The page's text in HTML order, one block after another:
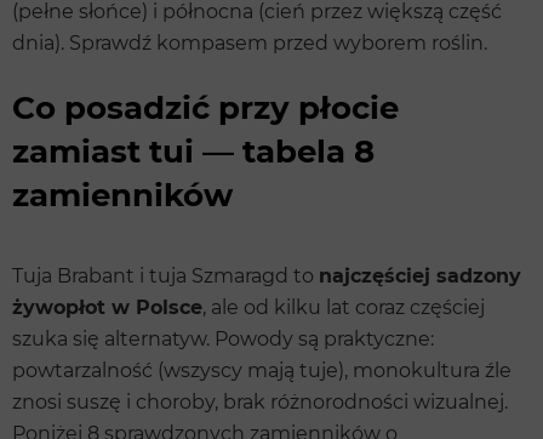
(pełne słońce) i północna (cień przez większą część
dnia). Sprawdź kompasem przed wyborem roślin.
Co posadzić przy płocie
zamiast tui — tabela 8
zamienników
Tuja Brabant i tuja Szmaragd to najczęściej sadzony
żywopłot w Polsce, ale od kilku lat coraz częściej
szuka się alternatyw. Powody są praktyczne:
powtarzalność (wszyscy mają tuje), monokultura źle
znosi suszę i choroby, brak różnorodności wizualnej.
Poniżej 8 sprawdzonych zamienników o